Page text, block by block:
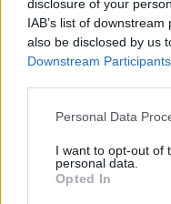
disclosure of your
IAB’s list of
also be disclosed by us
Downstream Participants
Please note that this
not limited to your visit
grant or deny consent
use your data for below
Personal Data
I want to opt-out of
personal data.
Opted In
25–50
AZ IGAZI
A vizsgálat végül
50 százalék
a legjobb
legkedvezőbb